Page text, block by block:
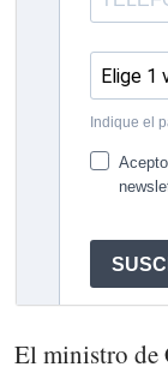
El ministro de